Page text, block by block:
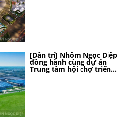
[Dân trí] Nhôm Ngọc Diệp
đồng hành cùng dự án
Trung tâm hội chợ triển